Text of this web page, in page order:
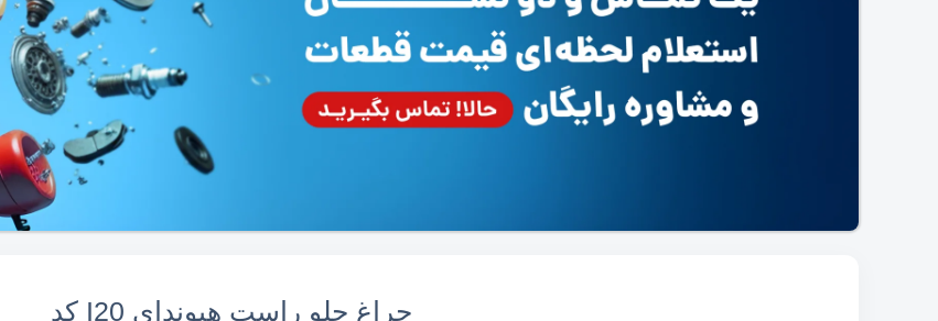
چراغ جلو راست هیوندای I20 کد